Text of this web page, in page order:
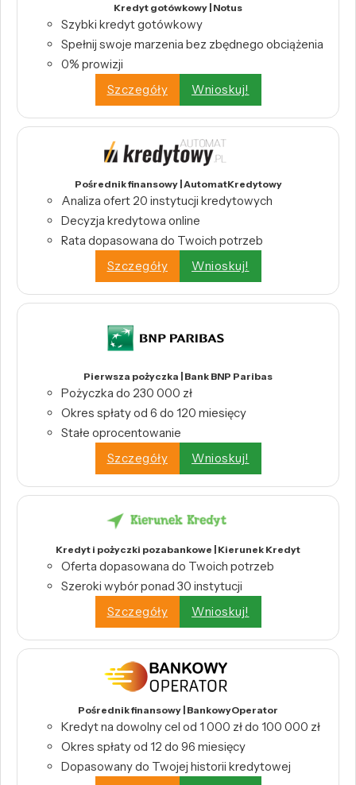
Kredyt gotówkowy | Notus
Szybki kredyt gotówkowy
Spełnij swoje marzenia bez zbędnego obciążenia
0% prowizji
Szczegóły
Wnioskuj!
Pośrednik finansowy | AutomatKredytowy
Analiza ofert 20 instytucji kredytowych
Decyzja kredytowa online
Rata dopasowana do Twoich potrzeb
Szczegóły
Wnioskuj!
Pierwsza pożyczka | Bank BNP Paribas
Pożyczka do 230 000 zł
Okres spłaty od 6 do 120 miesięcy
Stałe oprocentowanie
Szczegóły
Wnioskuj!
Kredyt i pożyczki pozabankowe | Kierunek Kredyt
Oferta dopasowana do Twoich potrzeb
Szeroki wybór ponad 30 instytucji
Szczegóły
Wnioskuj!
Pośrednik finansowy | BankowyOperator
Kredyt na dowolny cel od 1 000 zł do 100 000 zł
Okres spłaty od 12 do 96 miesięcy
Dopasowany do Twojej historii kredytowej